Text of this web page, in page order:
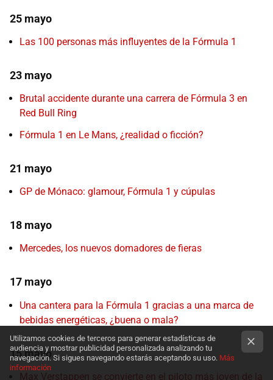
25 mayo
Las 100 personas más influyentes de la Fórmula 1
23 mayo
Brutal accidente durante una carrera de Fórmula 3 en
Red Bull Ring
Fórmula 1 en Le Mans, ¿realidad o ficción?
21 mayo
GP de Mónaco: glamour, Fórmula 1 y cúpulas
18 mayo
Mercedes, los nuevos domadores de fieras
17 mayo
Una cantera para la Fórmula 1 gracias a una marca de
bebidas energéticas, ¿buena o mala?
15 mayo
Max Verstappen se convierte en el piloto más joven de la
Utilizamos cookies de terceros para generar estadísticas de
audiencia y mostrar publicidad personalizada analizando tu
navegación. Si sigues navegando estarás aceptando su uso. Más
información